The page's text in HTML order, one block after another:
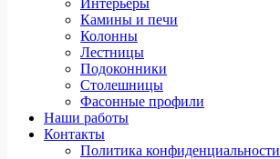
Интерьеры
Камины и печи
Колонны
Лестницы
Подоконники
Столешницы
Фасонные профили
Наши работы
Контакты
Политика конфиденциальности